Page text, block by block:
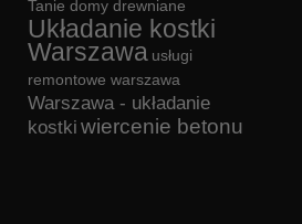
Tanie domy drewniane
Układanie kostki
Warszawa usługi
remontowe warszawa
Warszawa - układanie
kostki wiercenie betonu